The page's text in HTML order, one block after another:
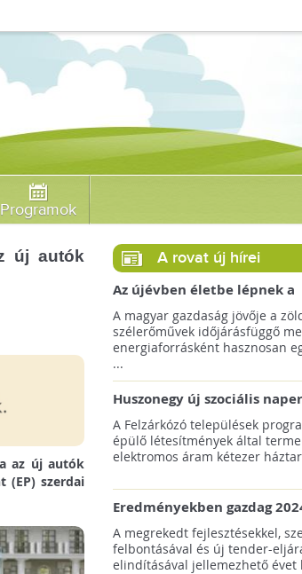
Programok
új autók
az új autók
(EP) szerdai
A rovat új hírei
Az újévben életbe lépnek a
szélerőművek telepítését
megkönnyítő rendelkezések
A magyar gazdaság jövője a
szélerőművek időjárásfüggő
energiaforrásként hasznosan
...
Huszonegy új szociális
hátrányos helyzetű
külterületén!
A Felzárkózó települések
épülő létesítmények által
elektromos áram kétezer
Eredményekben gazdag
az amerikai tengeri
A megrekedt fejlesztésekkel,
felbontásával és új tender-
elindításával jellemezhető évet